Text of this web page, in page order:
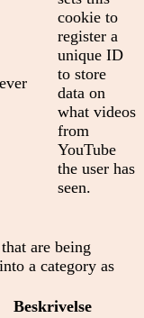
cookie to
register a
unique ID
to store
data on
what videos
from
YouTube
the user has
seen.
are being
a category as
Beskrivelse